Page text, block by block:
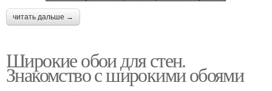
читать дальше →
Широкие обои для стен.
Знакомство с широкими обоями